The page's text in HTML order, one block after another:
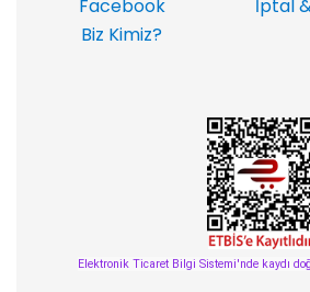
Facebook
İptal
Biz Kimiz?
Elektronik Ticaret Bilgi Sistemi'nde kaydı